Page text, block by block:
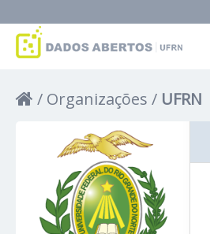
Organizações UFRN